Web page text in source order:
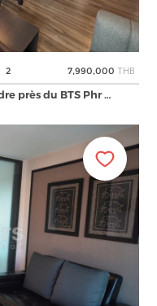
2 7,990,000 THB
près du BTS Phr …